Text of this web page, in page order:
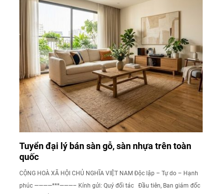
Tuyển đại lý bán sàn gỗ, sàn nhựa trên toàn
quốc
CỘNG HOÀ XÃ HỘI CHỦ NGHĨA VIỆT NAM Độc lập – Tự do – Hạnh
phúc ————***———– Kính gửi: Quý đối tác Đầu tiên, Ban giám đốc